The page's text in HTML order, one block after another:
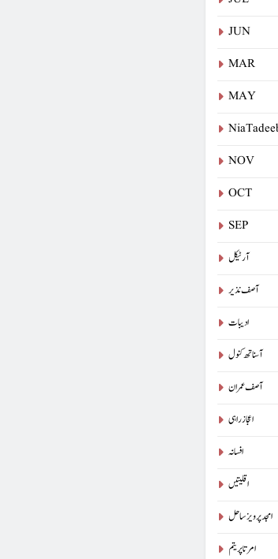
JUN
MAR
MAY
NOV
OCT
SEP
آرٹیکل
آصف نذیر
ادیبات
آسناتھ کنول
آصف عمران
اعجاز راہی
افسانہ
اقلیتیں
امجد پرویز ساحل
امرتا پریتم